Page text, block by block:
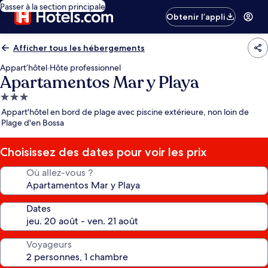
Passer à la section principale
Obtenir l’appli
Afficher tous les hébergements
Appart’hôtel·Hôte professionnel
Apartamentos Mar y Playa
Hébergement
3.0 étoiles
Appart'hôtel en bord de plage avec piscine extérieure, non loin de
Plage d'en Bossa
Choisissez des dates pour voir les prix
Où allez-vous ?
Dates
Voyageurs